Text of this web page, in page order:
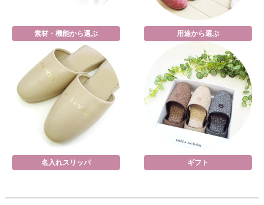
素材・機能から選ぶ 用途から選ぶ
名入れスリッパ ギフト